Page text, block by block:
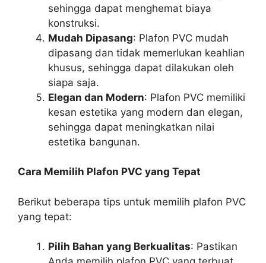
sehingga dapat menghemat biaya
konstruksi.
Mudah Dipasang: Plafon PVC mudah
dipasang dan tidak memerlukan keahlian
khusus, sehingga dapat dilakukan oleh
siapa saja.
Elegan dan Modern: Plafon PVC memiliki
kesan estetika yang modern dan elegan,
sehingga dapat meningkatkan nilai
estetika bangunan.
Cara Memilih Plafon PVC yang Tepat
Berikut beberapa tips untuk memilih plafon PVC
yang tepat:
Pilih Bahan yang Berkualitas: Pastikan